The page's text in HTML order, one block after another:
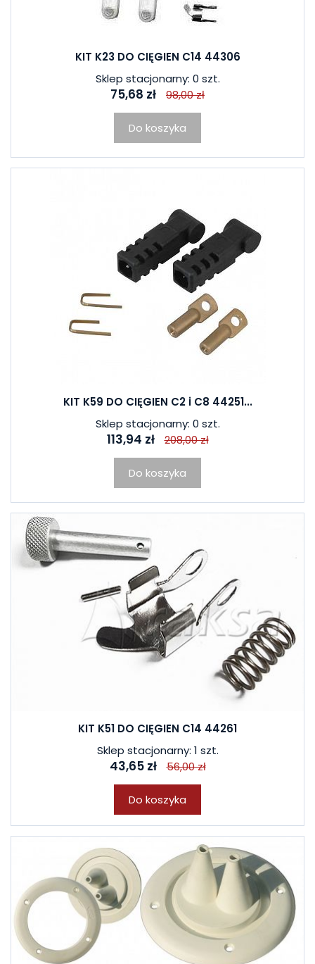
KIT K23 DO CIĘGIEN C14 44306
Sklep stacjonarny: 0 szt.
75,68 zł 98,00 zł
Do koszyka
KIT K59 DO CIĘGIEN C2 i C8 44251...
Sklep stacjonarny: 0 szt.
113,94 zł 208,00 zł
Do koszyka
KIT K51 DO CIĘGIEN C14 44261
Sklep stacjonarny: 1 szt.
43,65 zł 56,00 zł
Do koszyka